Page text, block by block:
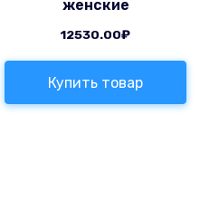
женские
12530.00₽
Купить товар